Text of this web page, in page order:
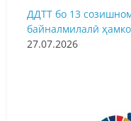
ДДТТ бо 13
байналмилалӣ
27.07.2026